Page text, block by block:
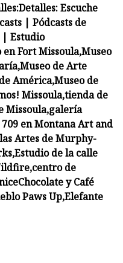
Detalles:Escuche
| Pódcasts de
| Estudio
Fort Missoula,Museo
Museo de Arte
América,Museo de
Missoula,tienda de
Missoula,galería
en Montana Art and
Artes de Murphy-
Estudio de la calle
centro de
Chocolate y Café
Paws Up,Elefante